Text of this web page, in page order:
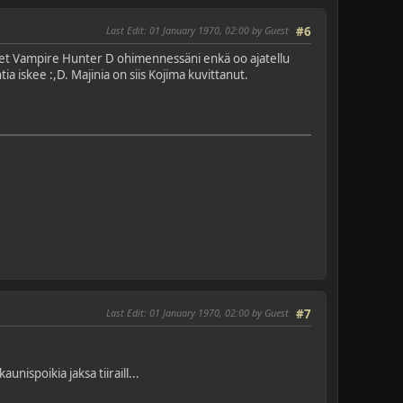
#6
Last Edit: 01 January 1970, 02:00 by Guest
Vampire Hunter D ohimennessäni enkä oo ajatellu
iskee :,D. Majinia on siis Kojima kuvittanut.
#7
Last Edit: 01 January 1970, 02:00 by Guest
jaksa tiiraill...